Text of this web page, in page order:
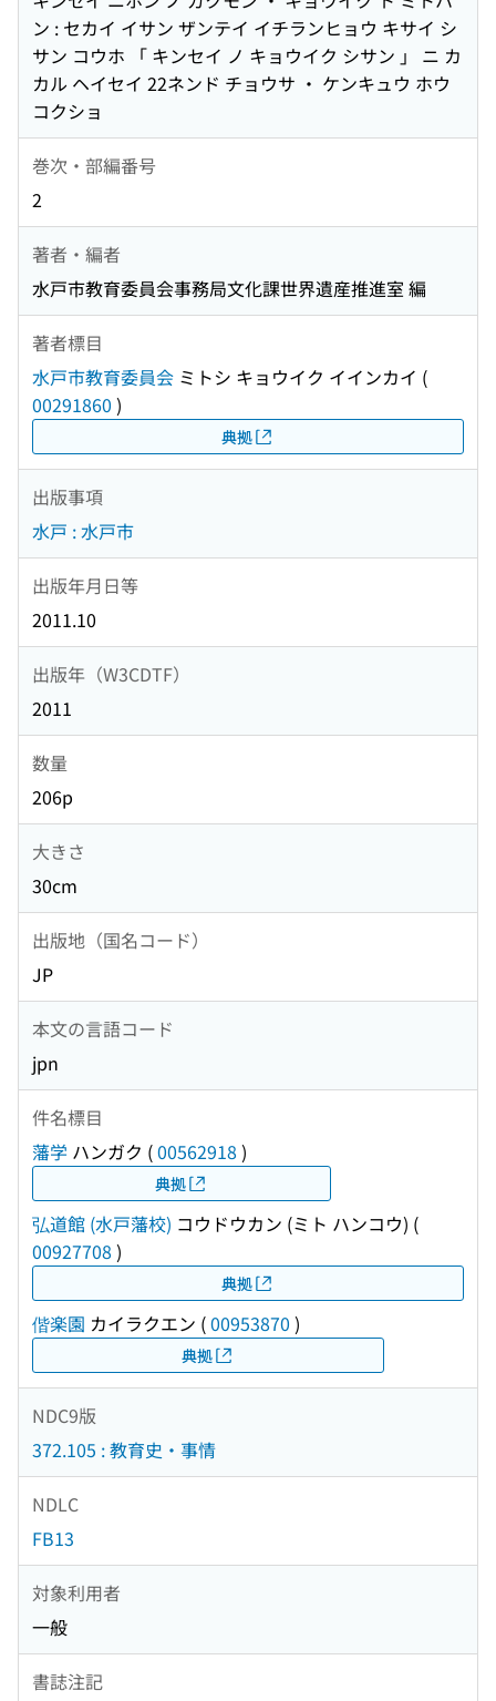
ン : セカイ イサン ザンテイ イチランヒョウ キサイ シ
サン コウホ 「 キンセイ ノ キョウイク シサン 」 ニ カ
カル ヘイセイ 22ネンド チョウサ ・ ケンキュウ ホウ
コクショ
巻次・部編番号
2
著者・編者
水戸市教育委員会事務局文化課世界遺産推進室 編
著者標目
水戸市教育委員会 ミトシ キョウイク イインカイ (
00291860 )
典拠
出版事項
水戸 : 水戸市
出版年月日等
2011.10
出版年（W3CDTF）
2011
数量
206p
大きさ
30cm
出版地（国名コード）
JP
本文の言語コード
jpn
件名標目
藩学 ハンガク (00562918 )
典拠
弘道館 (水戸藩校) コウドウカン (ミト ハンコウ) (
00927708 )
典拠
偕楽園 カイラクエン (00953870 )
典拠
NDC9版
372.105 : 教育史・事情
NDLC
FB13
対象利用者
一般
書誌注記